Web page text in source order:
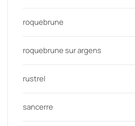
roquebrune
roquebrune sur argens
rustrel
sancerre